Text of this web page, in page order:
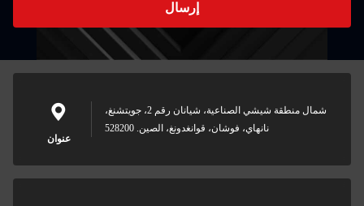
إرسال
عنوان
شمال منطقة شيشي الصناعية، شيانان رقم 2، جويتشنغ،
نانهاي، فوشان، قوانغدونغ، الصين. 528200